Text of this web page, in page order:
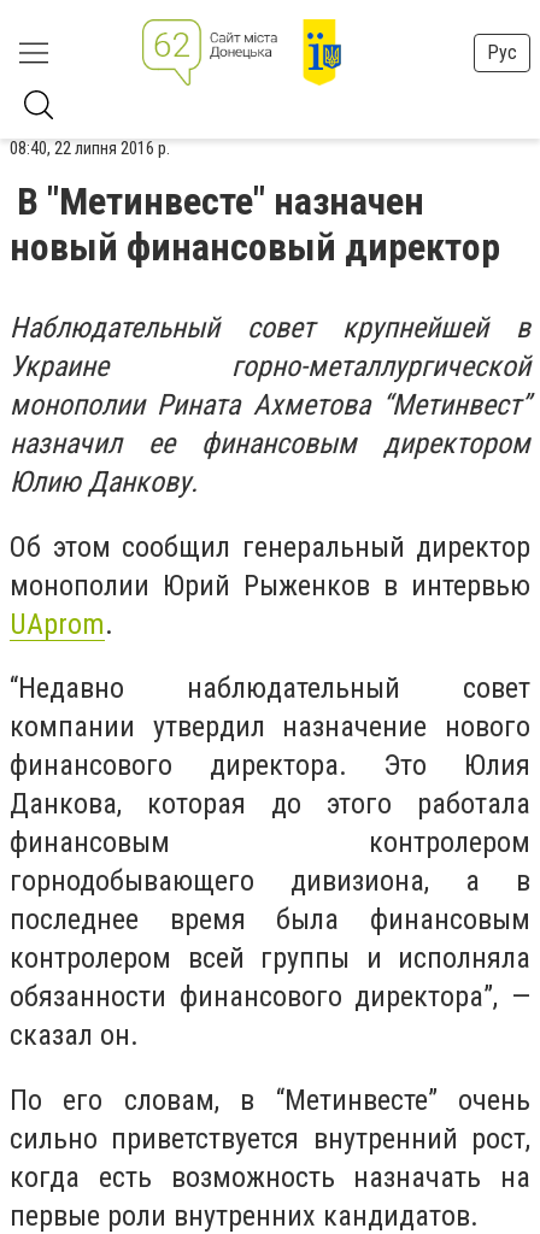
Рус
08:40, 22 липня 2016 р.
В "Метинвесте" назначен
новый финансовый директор
Наблюдательный совет крупнейшей в
Украине горно-металлургической
монополии Рината Ахметова “Метинвест”
назначил ее финансовым директором
Юлию Данкову.
Об этом сообщил генеральный директор
монополии Юрий Рыженков в интервью
UAprom.
“Недавно наблюдательный совет
компании утвердил назначение нового
финансового директора. Это Юлия
Данкова, которая до этого работала
финансовым контролером
горнодобывающего дивизиона, а в
последнее время была финансовым
контролером всей группы и исполняла
обязанности финансового директора”, —
сказал он.
По его словам, в “Метинвесте” очень
сильно приветствуется внутренний рост,
когда есть возможность назначать на
первые роли внутренних кандидатов.